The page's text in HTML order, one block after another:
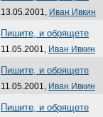
13.05.2001, Иван Ивкин
Пишите, и обрящете
11.05.2001, Иван Ивкин
Пишите, и обрящете
11.05.2001, Иван Ивкин
Пишите, и обрящете